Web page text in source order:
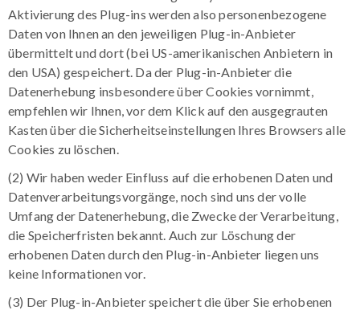
Aktivierung des Plug-ins werden also personenbezogene
Daten von Ihnen an den jeweiligen Plug-in-Anbieter
übermittelt und dort (bei US-amerikanischen Anbietern in
den USA) gespeichert. Da der Plug-in-Anbieter die
Datenerhebung insbesondere über Cookies vornimmt,
empfehlen wir Ihnen, vor dem Klick auf den ausgegrauten
Kasten über die Sicherheitseinstellungen Ihres Browsers alle
Cookies zu löschen.
(2) Wir haben weder Einfluss auf die erhobenen Daten und
Datenverarbeitungsvorgänge, noch sind uns der volle
Umfang der Datenerhebung, die Zwecke der Verarbeitung,
die Speicherfristen bekannt. Auch zur Löschung der
erhobenen Daten durch den Plug-in-Anbieter liegen uns
keine Informationen vor.
(3) Der Plug-in-Anbieter speichert die über Sie erhobenen